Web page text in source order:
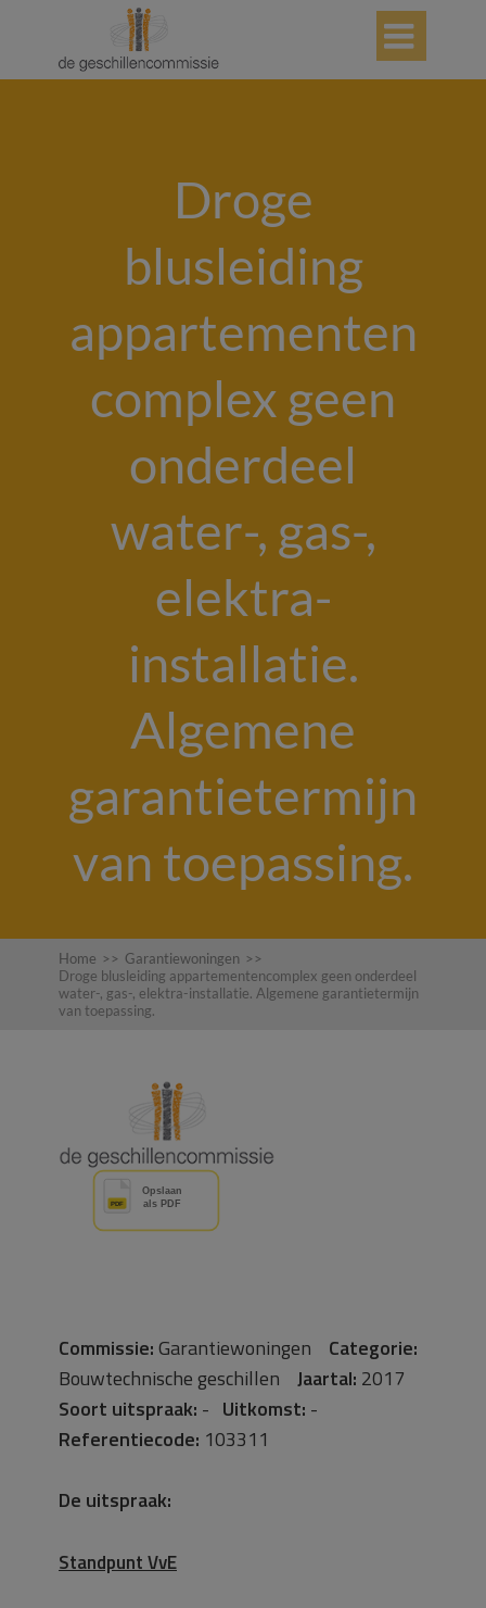

Droge
blusleiding
appartementen
complex geen
onderdeel
water-, gas-,
elektra-
installatie.
Algemene
garantietermijn
van toepassing.
Home >> Garantiewoningen >>
Droge blusleiding appartementencomplex geen onderdeel
water-, gas-, elektra-installatie. Algemene garantietermijn
van toepassing.
Commissie:Garantiewoningen Categorie:
Bouwtechnische geschillen Jaartal: 2017
Soort uitspraak: - Uitkomst: -
Referentiecode: 103311
De uitspraak:
Standpunt VvE